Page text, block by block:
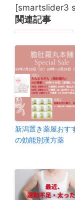
[smartslider3
関連記事
新潟置き薬屋おす
の効能別漢方薬